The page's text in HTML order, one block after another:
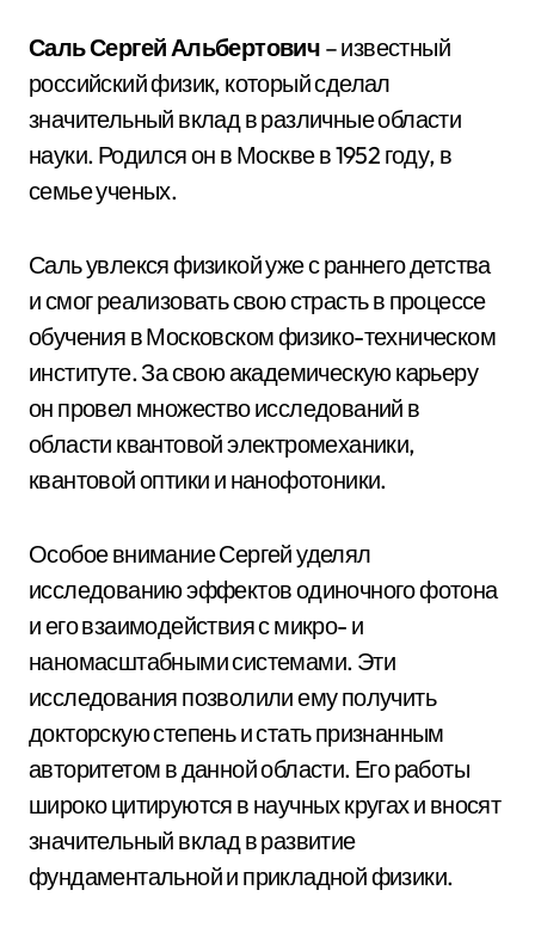
Саль Сергей Альбертович – известный
российский физик, который сделал
значительный вклад в различные области
науки. Родился он в Москве в 1952 году, в
семье ученых.
Саль увлекся физикой уже с раннего детства
и смог реализовать свою страсть в процессе
обучения в Московском физико-техническом
институте. За свою академическую карьеру
он провел множество исследований в
области квантовой электромеханики,
квантовой оптики и нанофотоники.
Особое внимание Сергей уделял
исследованию эффектов одиночного фотона
и его взаимодействия с микро- и
наномасштабными системами. Эти
исследования позволили ему получить
докторскую степень и стать признанным
авторитетом в данной области. Его работы
широко цитируются в научных кругах и вносят
значительный вклад в развитие
фундаментальной и прикладной физики.